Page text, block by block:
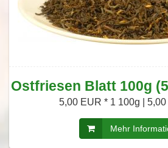
Ostfriesen Blatt 100g
5,00 EUR * 1 100g |
Mehr